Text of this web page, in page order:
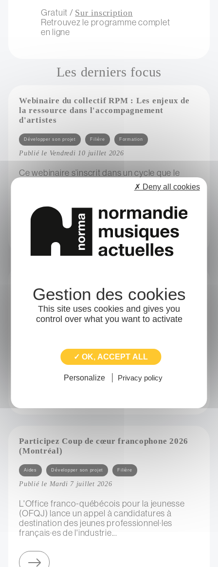
Gratuit / Sur inscription
Retrouvez le programme complet
en ligne
Les derniers focus
Webinaire du collectif RPM : Les enjeux de
la ressource dans l'accompagnement
d'artistes
Catégories
Développer son projet Filière Formation
Publié le Vendredi 10 juillet 2026
Ce webinaire s’inscrit dans un cycle que le
Collectif RPM construit actuellement afin de
développer les réflexions sur un ensemble de
Catégories
Adhérents Transition écologique
Publié le Mercredi 8 juillet 2026
au service de la transition écologique et de la
Participez Coup de cœur francophone 2026
(Montréal)
Catégories
Aides Développer son projet Filière
Publié le Mardi 7 juillet 2026
L'Office franco-québécois pour la jeunesse
(OFQJ) lance un appel à candidatures à
destination des jeunes professionnel·les
français·es de l'industrie...
This site uses cookies and gives you
control over what you want to activate
✓ OK, ACCEPT ALL
✗ Deny all cookies
Personalize Privacy policy